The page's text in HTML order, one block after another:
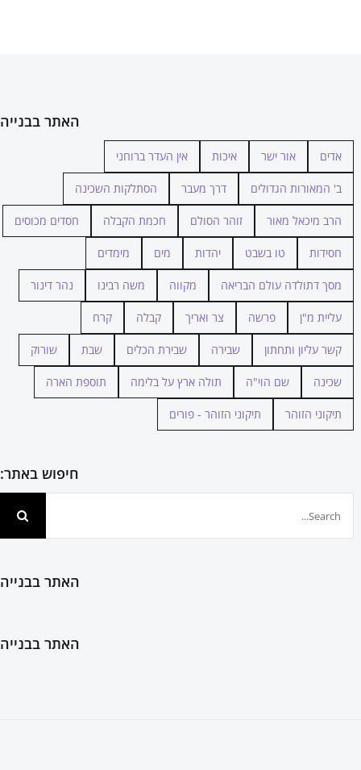
האתר בבנייה
אדים אור ישר איכות אין העדר ברוחני
ב' המאורות הגדולים דרך מעבר הסתלקות השכינה
הרב מיכאל מאור זוהר הסולם חכמת הקבלה חסדים מכוסים
חסידות טו בשבט יהדות מים מימדים
מסך דתולדה עולם הבריאה מקווה משה רבינו נהר דינור
עליית מ"ן פרשה צר ואריך קבלה קרח
קשר עליון ותחתון שבירה שבירת הכלים שבת שורוק
שכינה שם הוי"ה תולה ארץ על בלימה תוספת הארה
תיקוני הזוהר תיקוני הזוהר - פורים
חיפוש באתר:
האתר בבנייה
האתר בבנייה